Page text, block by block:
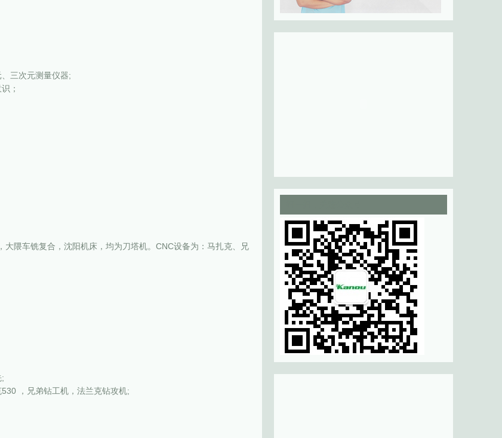
三次元测量仪器;
；
隈车铣复合，沈阳机床，均为刀塔机。CNC设备为：马扎克、兄
，兄弟钻工机，法兰克钻攻机;